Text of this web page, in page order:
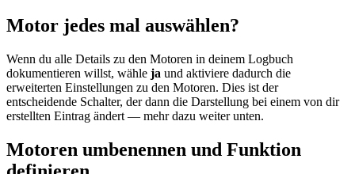
Motor jedes mal auswählen?
Wenn du alle Details zu den Motoren in deinem Logbuch
dokumentieren willst, wähle ja und aktiviere dadurch die
erweiterten Einstellungen zu den Motoren. Dies ist der
entscheidende Schalter, der dann die Darstellung bei einem von dir
erstellten Eintrag ändert — mehr dazu weiter unten.
Motoren umbenennen und Funktion